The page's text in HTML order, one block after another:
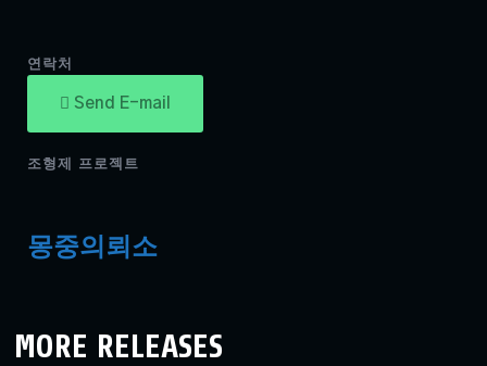
연락처
Send E-mail
조형제 프로젝트
몽중의뢰소
MORE RELEASES